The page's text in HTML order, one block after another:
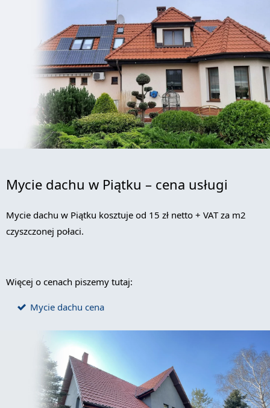
Mycie dachu w Piątku – cena usługi
Mycie dachu w Piątku kosztuje od 15 zł netto + VAT za m2
czyszczonej połaci.
Więcej o cenach piszemy tutaj:
Mycie dachu cena